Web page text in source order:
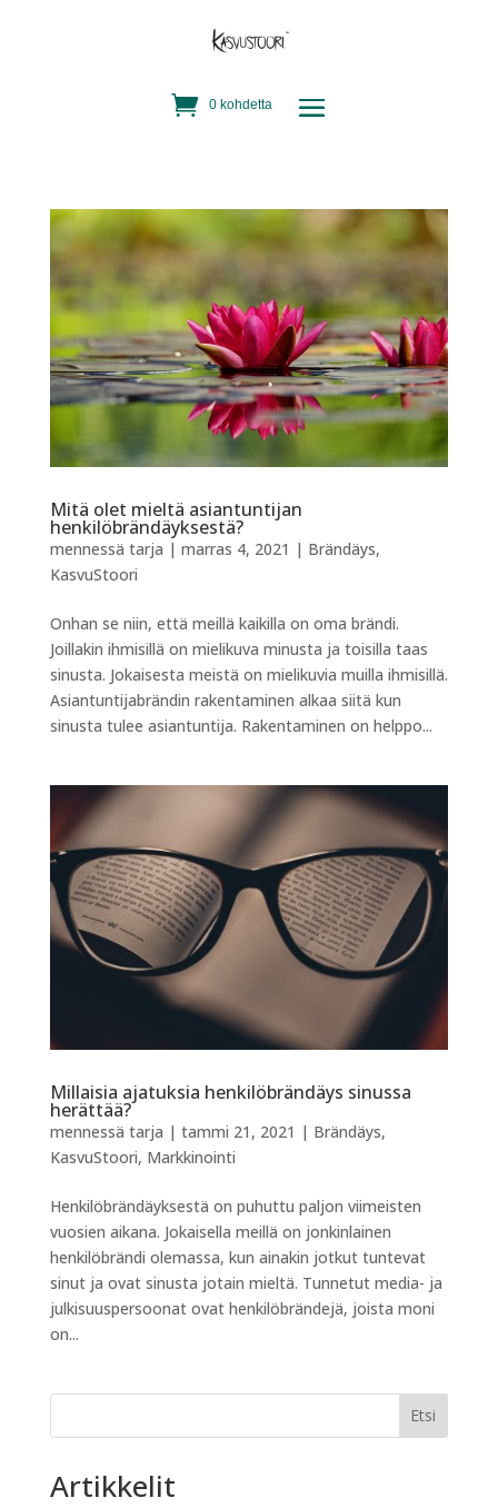
0 kohdetta
Mitä olet mieltä asiantuntijan
henkilöbrändäyksestä?
mennessä tarja | marras 4, 2021 | Brändäys,
KasvuStoori
Onhan se niin, että meillä kaikilla on oma brändi.
Joillakin ihmisillä on mielikuva minusta ja toisilla taas
sinusta. Jokaisesta meistä on mielikuvia muilla ihmisillä.
Asiantuntijabrändin rakentaminen alkaa siitä kun
sinusta tulee asiantuntija. Rakentaminen on helppo...
Millaisia ajatuksia henkilöbrändäys sinussa
herättää?
mennessä tarja | tammi 21, 2021 | Brändäys,
KasvuStoori, Markkinointi
Henkilöbrändäyksestä on puhuttu paljon viimeisten
vuosien aikana. Jokaisella meillä on jonkinlainen
henkilöbrändi olemassa, kun ainakin jotkut tuntevat
sinut ja ovat sinusta jotain mieltä. Tunnetut media- ja
julkisuuspersoonat ovat henkilöbrändejä, joista moni
on...
Etsi
Artikkelit